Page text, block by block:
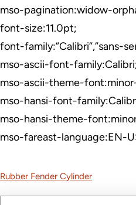
mso-pagination:widow-
font-size:11.0pt;
font-family:”Calibri”,”sans-
mso-ascii-font-
mso-ascii-theme-
mso-hansi-font-
mso-hansi-theme-
mso-fareast-language:EN-
Rubber Fender Cylinder